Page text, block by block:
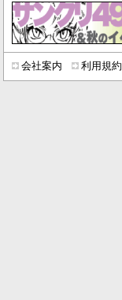
会社案内 利用規約